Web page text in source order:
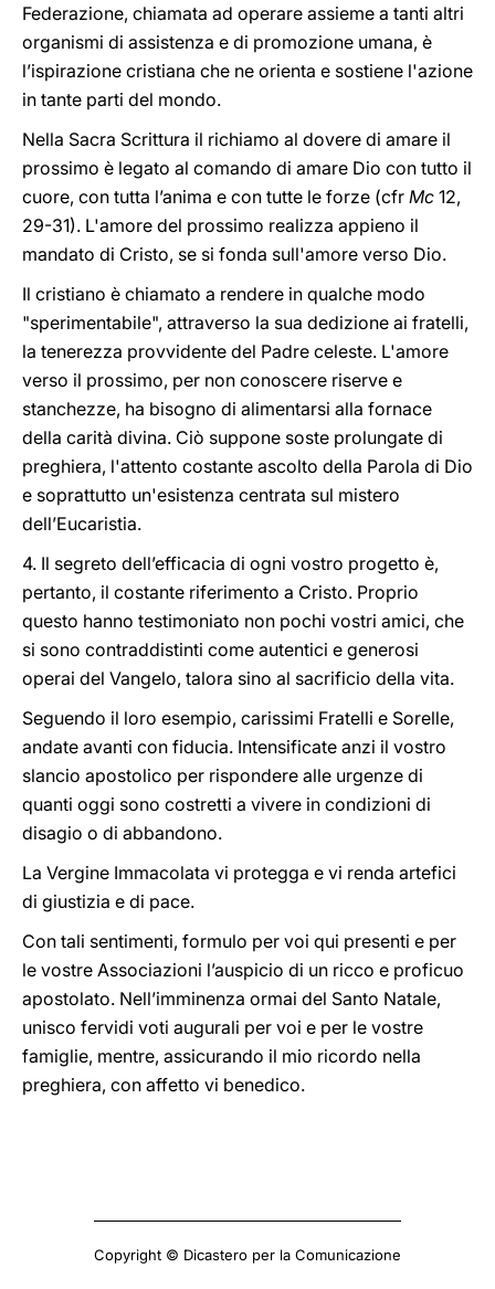
Federazione, chiamata ad operare assieme a tanti altri
organismi di assistenza e di promozione umana, è
l’ispirazione cristiana che ne orienta e sostiene l'azione
in tante parti del mondo.
Nella Sacra Scrittura il richiamo al dovere di amare il
prossimo è legato al comando di amare Dio con tutto il
cuore, con tutta l’anima e con tutte le forze (cfr Mc 12,
29-31). L'amore del prossimo realizza appieno il
mandato di Cristo, se si fonda sull'amore verso Dio.
Il cristiano è chiamato a rendere in qualche modo
"sperimentabile", attraverso la sua dedizione ai fratelli,
la tenerezza provvidente del Padre celeste. L'amore
verso il prossimo, per non conoscere riserve e
stanchezze, ha bisogno di alimentarsi alla fornace
della carità divina. Ciò suppone soste prolungate di
preghiera, l'attento costante ascolto della Parola di Dio
e soprattutto un'esistenza centrata sul mistero
dell’Eucaristia.
4. Il segreto dell’efficacia di ogni vostro progetto è,
pertanto, il costante riferimento a Cristo. Proprio
questo hanno testimoniato non pochi vostri amici, che
si sono contraddistinti come autentici e generosi
operai del Vangelo, talora sino al sacrificio della vita.
Seguendo il loro esempio, carissimi Fratelli e Sorelle,
andate avanti con fiducia. Intensificate anzi il vostro
slancio apostolico per rispondere alle urgenze di
quanti oggi sono costretti a vivere in condizioni di
disagio o di abbandono.
La Vergine Immacolata vi protegga e vi renda artefici
di giustizia e di pace.
Con tali sentimenti, formulo per voi qui presenti e per
le vostre Associazioni l’auspicio di un ricco e proficuo
apostolato. Nell’imminenza ormai del Santo Natale,
unisco fervidi voti augurali per voi e per le vostre
famiglie, mentre, assicurando il mio ricordo nella
preghiera, con affetto vi benedico.
Copyright © Dicastero per la Comunicazione